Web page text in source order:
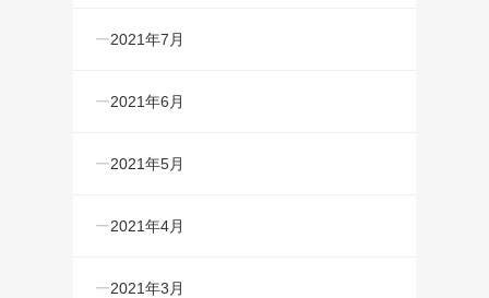
2021年7月
2021年6月
2021年5月
2021年4月
2021年3月